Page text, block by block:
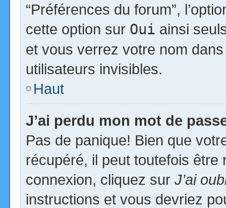
“Préférences du forum”,
cette option sur Oui ainsi
et vous verrez votre nom
utilisateurs invisibles.
Haut
J’ai perdu mon mot de
Pas de panique! Bien que
récupéré, il peut toutefois
connexion, cliquez sur J’ai
instructions et vous devriez